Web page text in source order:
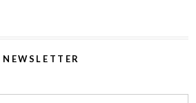
NEWSLETTER